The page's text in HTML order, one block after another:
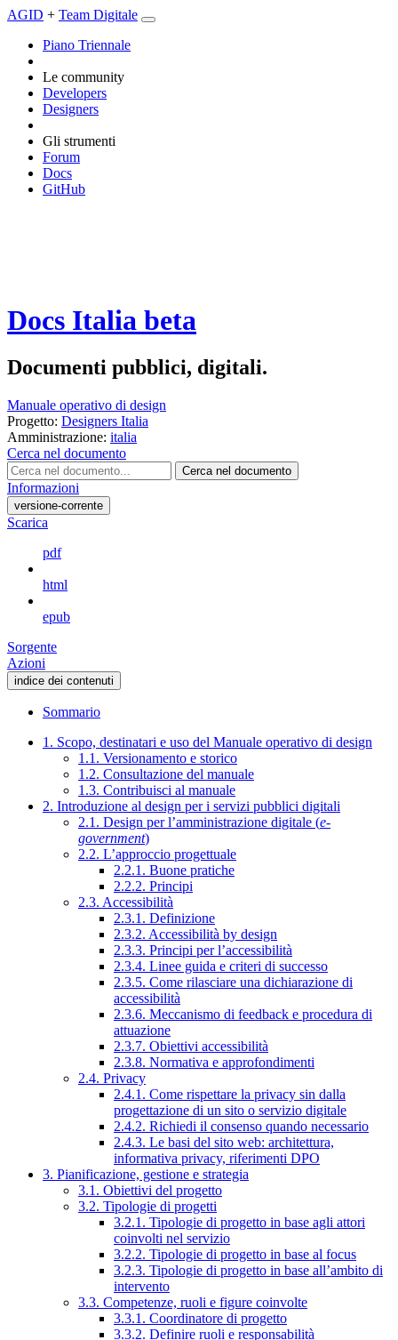
AGID + Team Digitale
Piano Triennale
Le community
Developers
Designers
Gli strumenti
Forum
Docs
GitHub
Docs Italia beta
Documenti pubblici, digitali.
Manuale operativo di design
Progetto: Designers Italia
Amministrazione: italia
Cerca nel documento
Cerca nel documento
Informazioni
versione-corrente
Scarica
pdf
html
epub
Sorgente
Azioni
indice dei contenuti
Sommario
1. Scopo, destinatari e uso del Manuale operativo di design
1.1. Versionamento e storico
1.2. Consultazione del manuale
1.3. Contribuisci al manuale
2. Introduzione al design per i servizi pubblici digitali
2.1. Design per l’amministrazione digitale (e-
government)
2.2. L’approccio progettuale
2.2.1. Buone pratiche
2.2.2. Principi
2.3. Accessibilità
2.3.1. Definizione
2.3.2. Accessibilità by design
2.3.3. Principi per l’accessibilità
2.3.4. Linee guida e criteri di successo
2.3.5. Come rilasciare una dichiarazione di
accessibilità
2.3.6. Meccanismo di feedback e procedura di
attuazione
2.3.7. Obiettivi accessibilità
2.3.8. Normativa e approfondimenti
2.4. Privacy
2.4.1. Come rispettare la privacy sin dalla
progettazione di un sito o servizio digitale
2.4.2. Richiedi il consenso quando necessario
2.4.3. Le basi del sito web: architettura,
informativa privacy, riferimenti DPO
3. Pianificazione, gestione e strategia
3.1. Obiettivi del progetto
3.2. Tipologie di progetti
3.2.1. Tipologie di progetto in base agli attori
coinvolti nel servizio
3.2.2. Tipologie di progetto in base al focus
3.2.3. Tipologie di progetto in base all’ambito di
intervento
3.3. Competenze, ruoli e figure coinvolte
3.3.1. Coordinatore di progetto
3.3.2. Definire ruoli e responsabilità